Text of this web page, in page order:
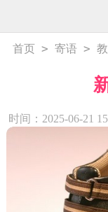
首页 > 寄语 >
时间：2025-06-21